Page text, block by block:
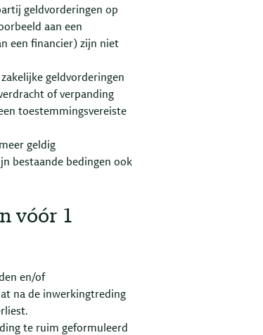
geldvorderingen op
aan een
een financier) zijn niet
geldvorderingen
of verpanding
toestemmingsvereiste
geldig
bestaande bedingen ook
vóór 1
en/of
na de inwerkingtreding
te ruim geformuleerd